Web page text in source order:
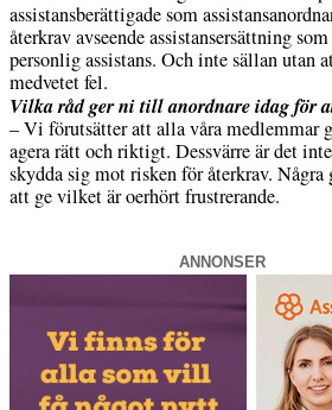
assistansberättigade som
återkrav avseende assistansersättning
personlig assistans. Och inte sällan utan
medvetet fel.
Vilka råd ger ni till anordnare idag för
– Vi förutsätter att alla våra medlemmar
agera rätt och riktigt. Dessvärre är det
skydda sig mot risken för återkrav. Några
att ge vilket är oerhört frustrerande.
ANNONSER